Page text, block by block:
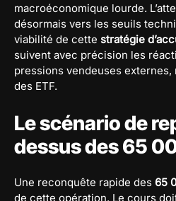
macroéconomique lourde.
désormais vers les seuils
viabilité de cette stratégie
suivent avec précision les
pressions vendeuses
des ETF.
Le scénario de
dessus des 65
Une reconquête rapide des 65
de cette opération. Le cours